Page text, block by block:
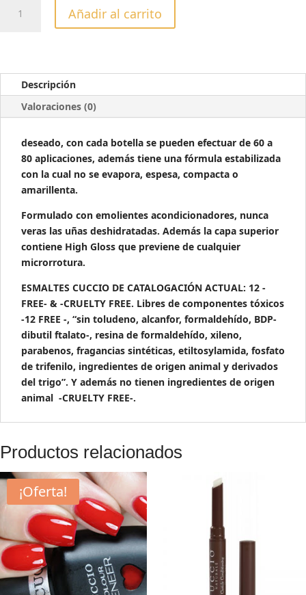
SEMIPERMANTE
VOOM!
-13ML
cantidad
Añadir al carrito
Descripción
Valoraciones (0)
deseado, con cada botella se pueden efectuar de 60 a
80 aplicaciones, además tiene una fórmula estabilizada
con la cual no se evapora, espesa, compacta o
amarillenta.
Formulado con emolientes acondicionadores, nunca
veras las uñas deshidratadas. Además la capa superior
contiene High Gloss que previene de cualquier
microrrotura.
ESMALTES CUCCIO DE CATALOGACIÓN ACTUAL: 12 -
FREE- & -CRUELTY FREE. Libres de componentes tóxicos
-12 FREE -, “sin toludeno, alcanfor, formaldehído, BDP-
dibutil ftalato-, resina de formaldehído, xileno,
parabenos, fragancias sintéticas, etiltosylamida, fosfato
de trifenilo, ingredientes de origen animal y derivados
del trigo”. Y además no tienen ingredientes de origen
animal -CRUELTY FREE-.
Productos relacionados
¡Oferta!